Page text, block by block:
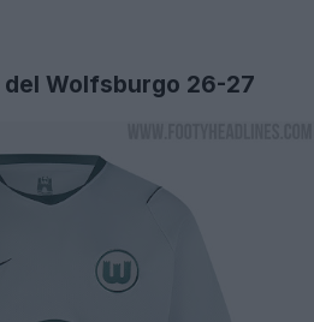
Wolfsburgo 26-27